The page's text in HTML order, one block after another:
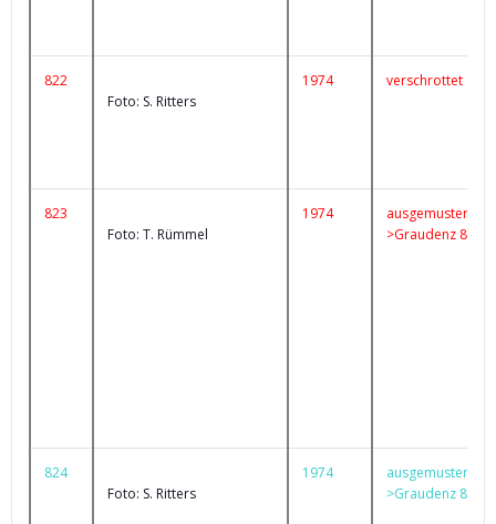
822
Foto: S. Ritters
1974 verschrottet
823
Foto: T. Rümmel
1974
ausgemustert
>Graudenz 85
824
Foto: S. Ritters
1974
ausgemustert
>Graudenz 84